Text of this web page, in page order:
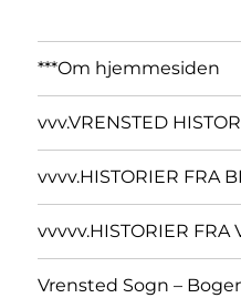
***Om hjemmesiden
vvv.VRENSTED
vvvv.HISTORIER FRA
vvvvv.HISTORIER FRA
Vrensted Sogn –